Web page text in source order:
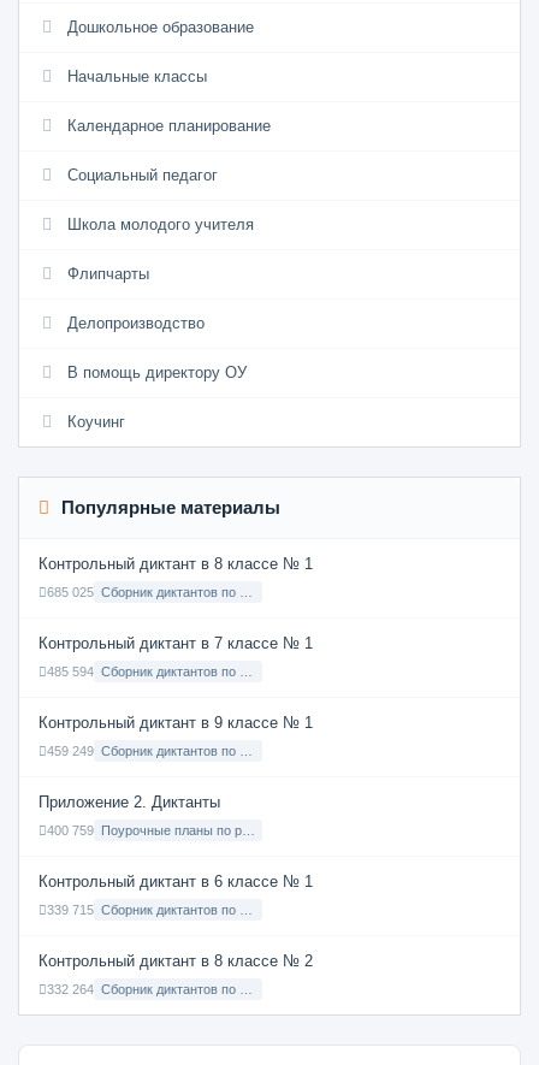
Дошкольное образование
Начальные классы
Календарное планирование
Социальный педагог
Школа молодого учителя
Флипчарты
Делопроизводство
В помощь директору ОУ
Коучинг
Популярные материалы
Контрольный диктант в 8 классе № 1
685 025
Контрольный диктант в 7 классе № 1
485 594
Контрольный диктант в 9 классе № 1
459 249
Приложение 2. Диктанты
400 759
Контрольный диктант в 6 классе № 1
339 715
Контрольный диктант в 8 классе № 2
332 264